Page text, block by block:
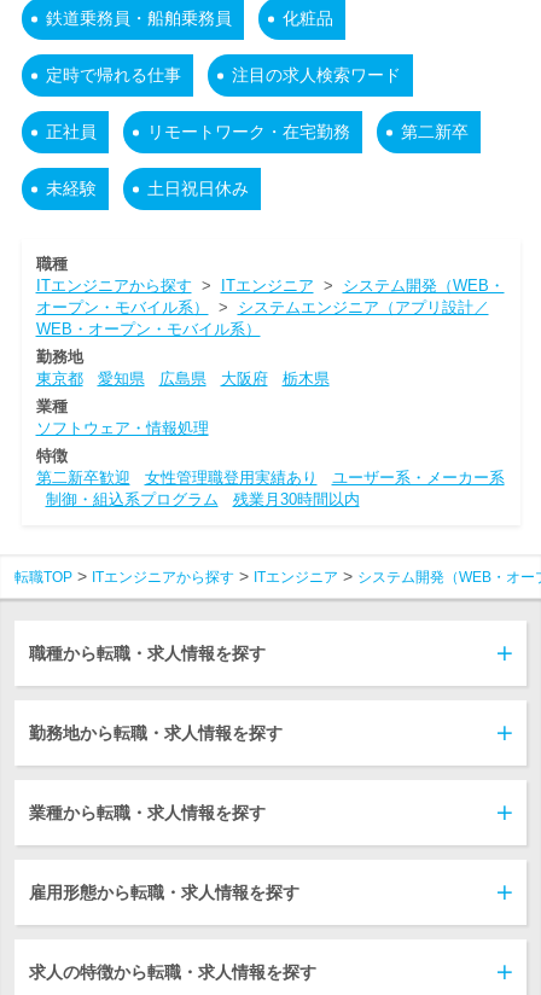
鉄道乗務員・船舶乗務員 化粧品
定時で帰れる仕事 注目の求人検索ワード
正社員 リモートワーク・在宅勤務 第二新卒
未経験 土日祝日休み
職種
ITエンジニアから探す > ITエンジニア > システム開発（WEB・
オープン・モバイル系）
> システムエンジニア（アプリ設計／
WEB・オープン・モバイル系）
勤務地
東京都
愛知県 広島県 大阪府
栃木県
業種
ソフトウェア・情報処理
特徴
第二新卒歓迎
女性管理職登用実績あり
ユーザー系・メーカー系
制御・組込系プログラム
残業月30時間以内
転職TOP ITエンジニアから探す ITエンジニア システム開発（WEB・オ
職種から転職・求人情報を探す
勤務地から転職・求人情報を探す
業種から転職・求人情報を探す
雇用形態から転職・求人情報を探す
求人の特徴から転職・求人情報を探す